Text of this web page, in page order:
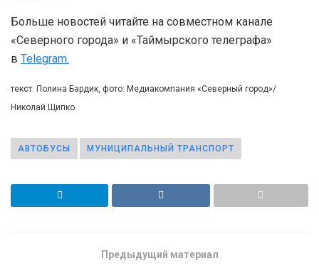
Больше новостей читайте на совместном канале
«Северного города» и «Таймырского телеграфа»
в Telegram.
текст: Полина Бардик, фото: Медиакомпания «Северный город»/
Николай Щипко
АВТОБУСЫ МУНИЦИПАЛЬНЫЙ ТРАНСПОРТ
Предыдущий материал